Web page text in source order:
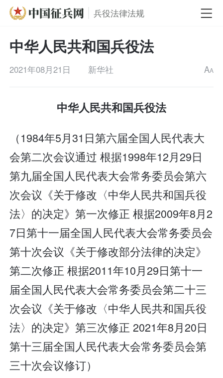
兵役法律法规
中华人民共和国兵役法
2021年08月21日 新华社 AA
中华人民共和国兵役法
（1984年5月31日第六届全国人民代表大
会第二次会议通过 根据1998年12月29日
第九届全国人民代表大会常务委员会第六
次会议《关于修改〈中华人民共和国兵役
法〉的决定》第一次修正 根据2009年8月2
7日第十一届全国人民代表大会常务委员会
第十次会议《关于修改部分法律的决定》
第二次修正 根据2011年10月29日第十一
届全国人民代表大会常务委员会第二十三
次会议《关于修改〈中华人民共和国兵役
法〉的决定》第三次修正 2021年8月20日
第十三届全国人民代表大会常务委员会第
三十次会议修订）